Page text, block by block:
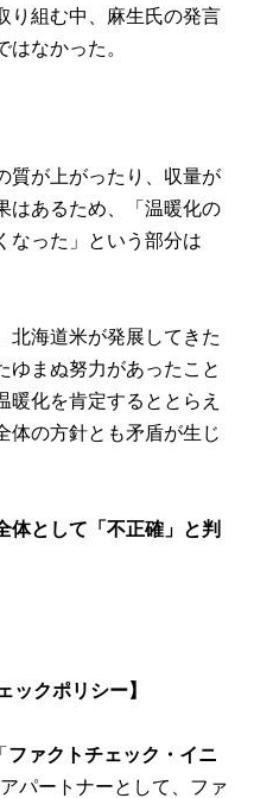
り組む中、麻生氏の発言
なかった。
質が上がったり、収量が
はあるため、「温暖化の
なった」という部分は
北海道米が発展してきた
ゆまぬ努力があったこと
暖化を肯定するととらえ
体の方針とも矛盾が生じ
体として「不正確」と判
ックポリシー】
ファクトチェック・イニ
パートナーとして、ファ